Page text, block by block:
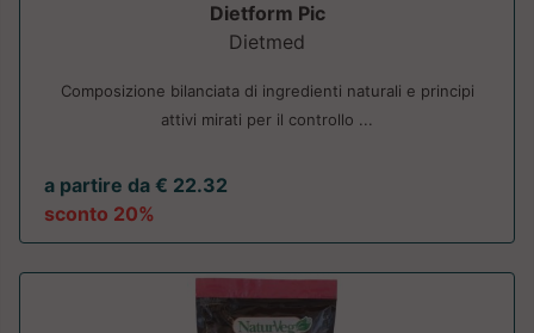
Dietform Pic
Dietmed
Composizione bilanciata di ingredienti naturali e principi
attivi mirati per il controllo ...
a partire da € 22.32
sconto 20%